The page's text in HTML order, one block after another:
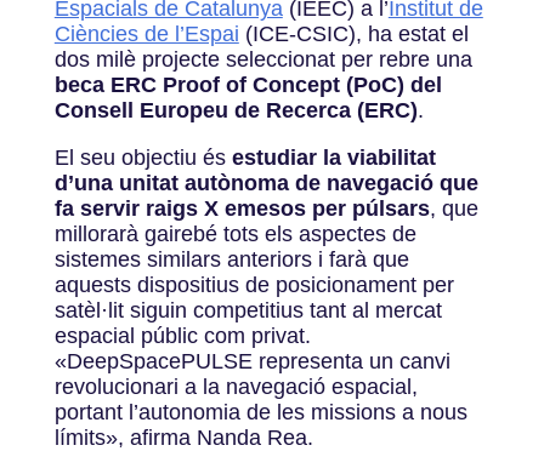
Espacials de Catalunya (IEEC) a l’Institut de
Ciències de l’Espai (ICE-CSIC), ha estat el
dos milè projecte seleccionat per rebre una
beca ERC Proof of Concept (PoC) del
Consell Europeu de Recerca (ERC).
El seu objectiu és estudiar la viabilitat
d’una unitat autònoma de navegació que
fa servir raigs X emesos per púlsars, que
millorarà gairebé tots els aspectes de
sistemes similars anteriors i farà que
aquests dispositius de posicionament per
satèl·lit siguin competitius tant al mercat
espacial públic com privat.
«DeepSpacePULSE representa un canvi
revolucionari a la navegació espacial,
portant l’autonomia de les missions a nous
límits», afirma Nanda Rea.